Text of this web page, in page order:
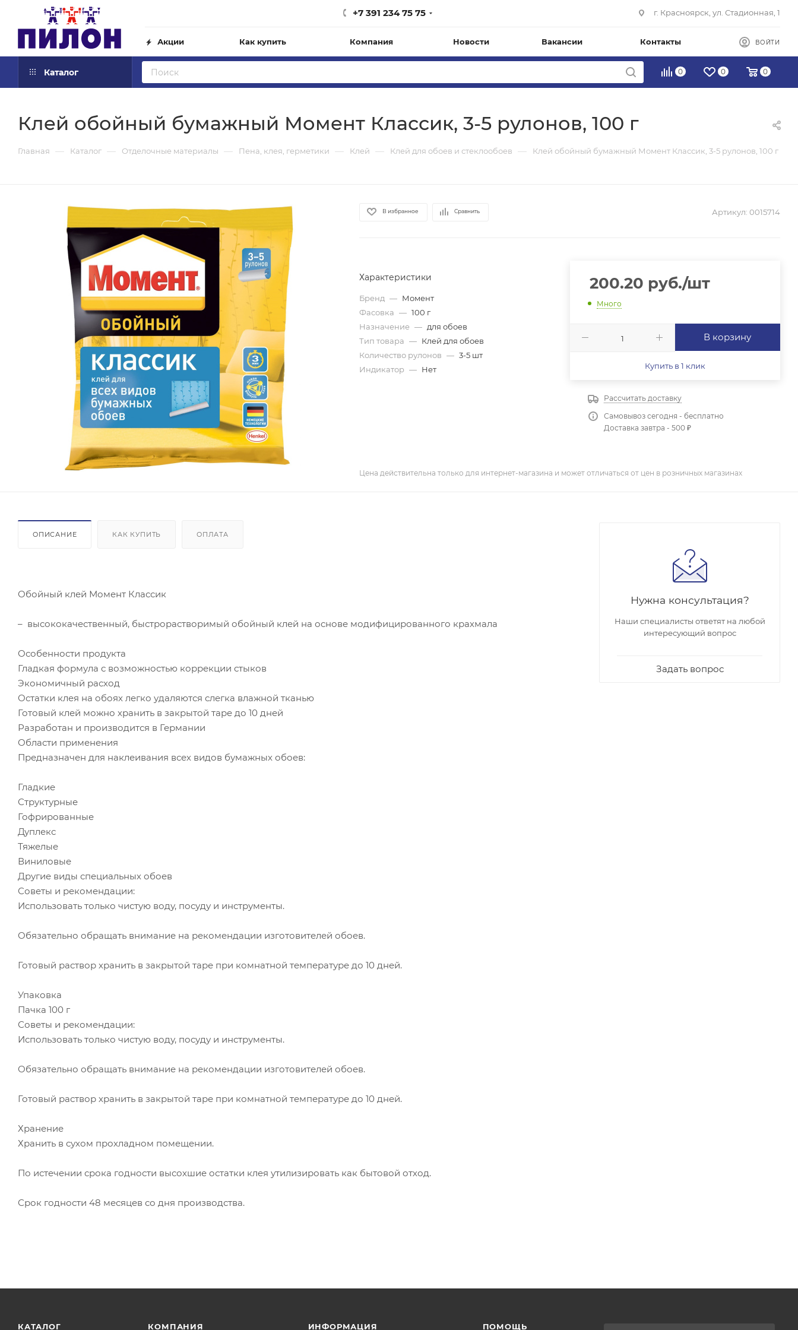
+7 391 234 75 75 г. Красноярск, ул. Стадионная, 1
Акции Как купить Компания Новости Вакансии Контакты ВОЙТИ
Каталог 0 0 0
Клей обойный бумажный Момент Классик, 3-5 рулонов, 100 г
Главная — Каталог — Отделочные материалы — Пена, клея, герметики — Клей — Клей для обоев и стеклообоев — Клей обойный бумажный Момент Классик, 3-5 рулонов, 100 г
В избранное Сравнить Артикул: 0015714
Характеристики
Бренд — Момент
Фасовка — 100 г
Назначение — для обоев
Тип товара — Клей для обоев
Количество рулонов — 3-5 шт
Индикатор — Нет
200.20 руб./шт
Много
В корзину
Купить в 1 клик
Рассчитать доставку
Самовывоз сегодня - бесплатно
Доставка завтра - 500 ₽
Цена действительна только для интернет-магазина и может отличаться от цен в розничных магазинах
ОПИСАНИЕ КАК КУПИТЬ ОПЛАТА
Обойный клей Момент Классик
– высококачественный, быстрорастворимый обойный клей на основе модифицированного крахмала
Особенности продукта
Гладкая формула с возможностью коррекции стыков
Экономичный расход
Остатки клея на обоях легко удаляются слегка влажной тканью
Готовый клей можно хранить в закрытой таре до 10 дней
Разработан и производится в Германии
Области применения
Предназначен для наклеивания всех видов бумажных обоев:
Гладкие
Структурные
Гофрированные
Дуплекс
Тяжелые
Виниловые
Другие виды специальных обоев
Советы и рекомендации:
Использовать только чистую воду, посуду и инструменты.
Обязательно обращать внимание на рекомендации изготовителей обоев.
Готовый раствор хранить в закрытой таре при комнатной температуре до 10 дней.
Упаковка
Пачка 100 г
Советы и рекомендации:
Использовать только чистую воду, посуду и инструменты.
Обязательно обращать внимание на рекомендации изготовителей обоев.
Готовый раствор хранить в закрытой таре при комнатной температуре до 10 дней.
Хранение
Хранить в сухом прохладном помещении.
По истечении срока годности высохшие остатки клея утилизировать как бытовой отход.
Срок годности 48 месяцев со дня производства.
Нужна консультация?
Наши специалисты ответят на любой
интересующий вопрос
Задать вопрос
КАТАЛОГ КОМПАНИЯ ИНФОРМАЦИЯ ПОМОЩЬ